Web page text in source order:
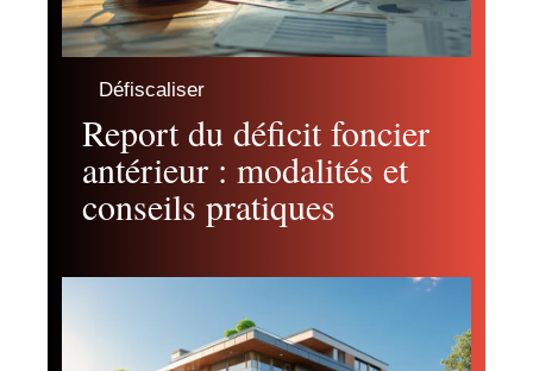
Défiscaliser
Report du déficit foncier
antérieur : modalités et
conseils pratiques